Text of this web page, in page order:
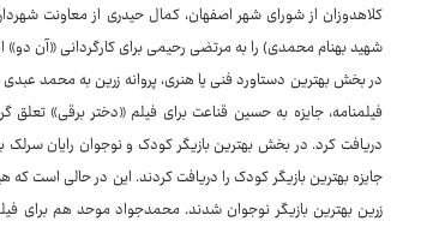
کلاهدوزان از شورای شهر اصفهان، کمال حیدری از معاونت
شهید بهنام محمدی) را به مرتضی رحیمی برای کارگردانی «آن‌ دو»
در بخش بهترین دستاورد فنی یا هنری، پروانه زرین به محمد
فیلمنامه، جایزه به حسین قناعت برای فیلم «دختر برقی» تعلق
دریافت کرد. در بخش بهترین بازیگر کودک و نوجوان رایان سرلک
جایزه بهترین بازیگر کودک را دریافت کردند. این در حالی است که
زرین بهترین بازیگر نوجوان شدند. محمدجواد موحد هم برای